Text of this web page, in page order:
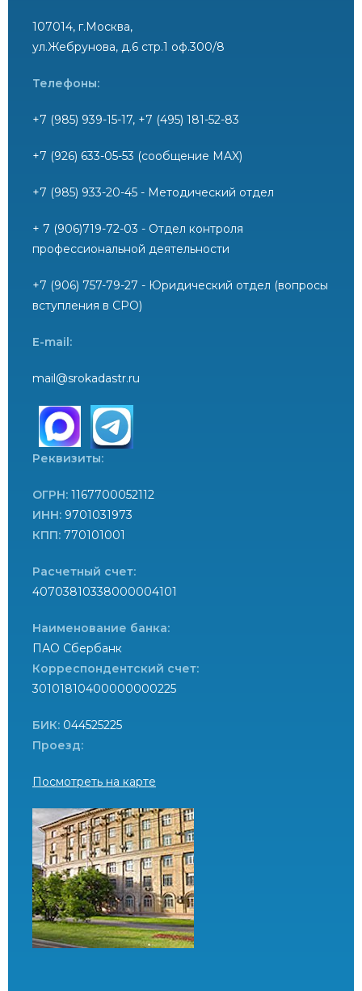
107014, г.Москва,
ул.Жебрунова, д.6 стр.1 оф.300/8
Телефоны:
+7 (985) 939-15-17, +7 (495) 181-52-83
+7 (926) 633-05-53 (сообщение MAX)
+7 (985) 933-20-45 - Методический отдел
+ 7 (906)719-72-03 - Отдел контроля
профессиональной деятельности
+7 (906) 757-79-27 - Юридический отдел (вопросы
вступления в СРО)
E-mail:
mail@srokadastr.ru
Реквизиты:
ОГРН: 1167700052112
ИНН: 9701031973
КПП: 770101001
Расчетный счет:
40703810338000004101
Наименование банка:
ПАО Сбербанк
Корреспондентский счет:
30101810400000000225
БИК: 044525225
Проезд:
Посмотреть на карте